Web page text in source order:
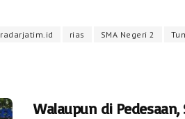
radarjatim.id rias SMA Negeri 2
Walaupun di Pedesaan,